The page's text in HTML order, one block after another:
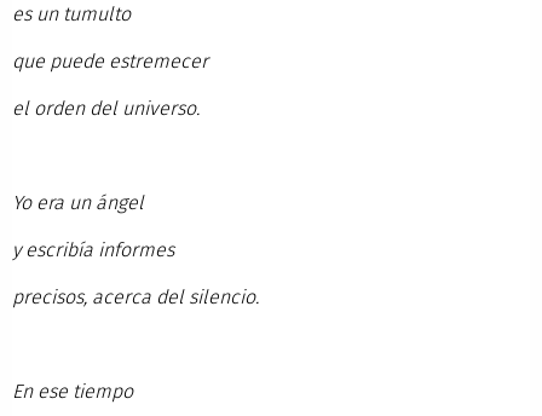
es un tumulto
que puede estremecer
el orden del universo.
Yo era un ángel
y escribía informes
precisos, acerca del silencio.
En ese tiempo